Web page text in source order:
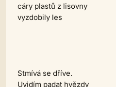
cáry plastů z lisovny
vyzdobily les
Stmívá se dříve.
Uvidím padat hvězdy